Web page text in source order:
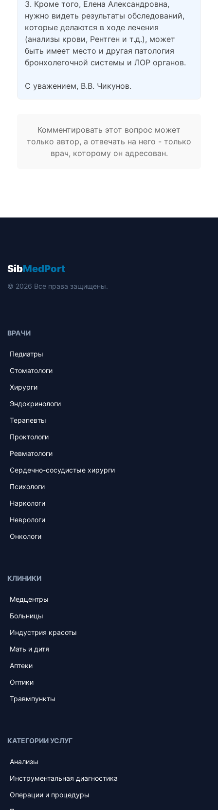
3. Кроме того, Елена Александровна,
нужно видеть результаты обследований,
которые делаются в ходе лечения
(анализы крови, Рентген и т.д.), может
быть имеет место и другая патология
бронхолегочной системы и ЛОР органов.
С уважением, В.В. Чикунов.
Комментировать этот вопрос может
только автор, а отвечать на него - только
врач, которому он адресован.
SibMedPort
© 2026 Все права защищены.
ВРАЧИ
Педиатры
Стоматологи
Хирурги
Эндокринологи
Терапевты
Проктологи
Ревматологи
Сердечно-сосудистые хирурги
Психологи
Наркологи
Неврологи
Онкологи
КЛИНИКИ
Медцентры
Больницы
Индустрия красоты
Мать и дитя
Аптеки
Оптики
Травмпункты
КАТЕГОРИИ УСЛУГ
Анализы
Инструментальная диагностика
Операции и процедуры